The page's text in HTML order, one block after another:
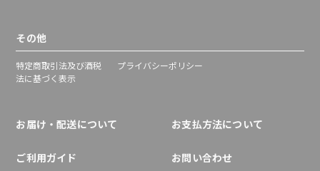
その他
特定商取引法及び酒税
法に基づく表示
プライバシーポリシー
お届け・配送について お支払方法について
ご利用ガイド お問い合わせ